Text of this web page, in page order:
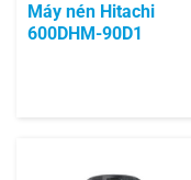
Máy nén Hitachi
600DHM-90D1